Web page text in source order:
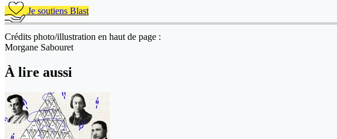
Je soutiens Blast
Crédits photo/illustration en haut de page :
Morgane Sabouret
À lire aussi